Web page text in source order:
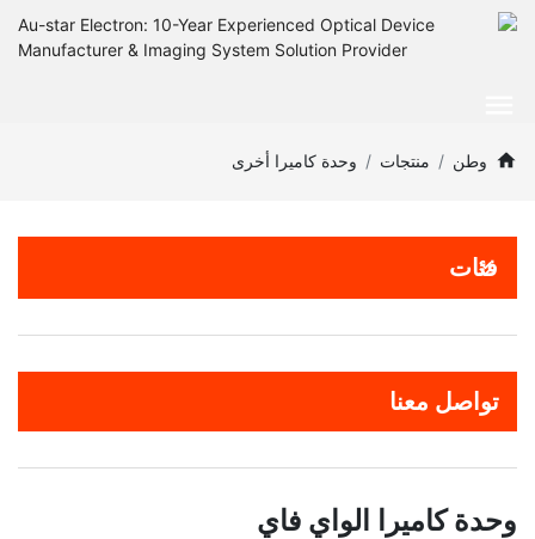
وطن منتجات وحدة كاميرا أخرى
فئات
تواصل معنا
وحدة كاميرا الواي فاي